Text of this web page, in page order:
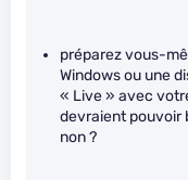
préparez vous-
Windows ou une
« Live » avec
devraient pouvoir
non ?